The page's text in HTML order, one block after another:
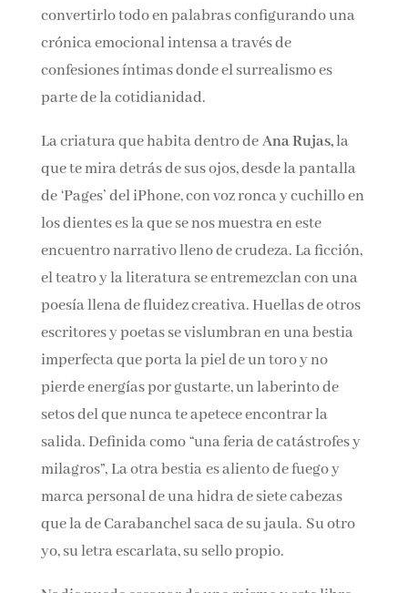
lo padece todo, la verdad le rebosa;
afortunadamente puede convertirlo todo en
palabras configurando una crónica emocional
intensa a través de confesiones íntimas donde
La criatura que habita dentro deAna Rujas,la
que te mira detrás de sus ojos, desde la pantalla
de ‘Pages’ del iPhone, con voz ronca y cuchillo
en los dientes es la que se nos muestra en este
encuentro narrativo lleno de crudeza. La
ficción, el teatro y la literatura se entremezclan
con una poesía llena de fluidez creativa.
Huellas de otros escritores y poetas se
vislumbran en una bestia imperfecta que porta
la piel de un toro y no pierde energías por
gustarte, un laberinto de setos del que nunca te
apetece encontrar la salida. Definida
como “una feria de catástrofes y milagros”, La
otra bestia es aliento de fuego y marca
personal de una hidra de siete cabezas que la